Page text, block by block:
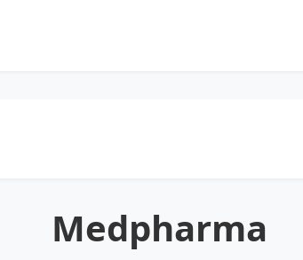
Medpharma